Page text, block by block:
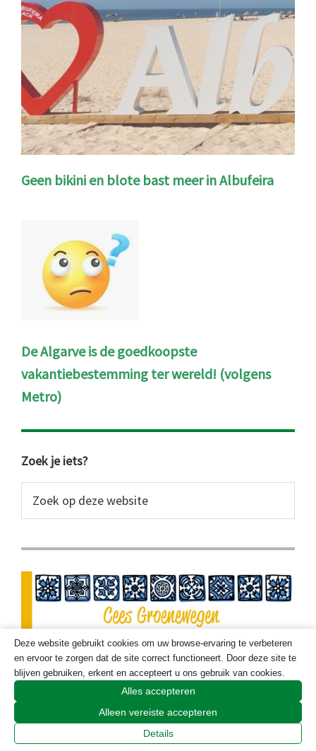
Geen bikini en blote bast meer in Albufeira
De Algarve is de goedkoopste
vakantiebestemming ter wereld! (volgens
Metro)
Primaire
Sidebar
Zoek je iets?
op
website
Deze website gebruikt cookies om uw browse-ervaring te verbeteren
en ervoor te zorgen dat de site correct functioneert. Door deze site te
blijven gebruiken, erkent en accepteert u ons gebruik van cookies.
Alles accepteren
Alleen vereiste accepteren
Details